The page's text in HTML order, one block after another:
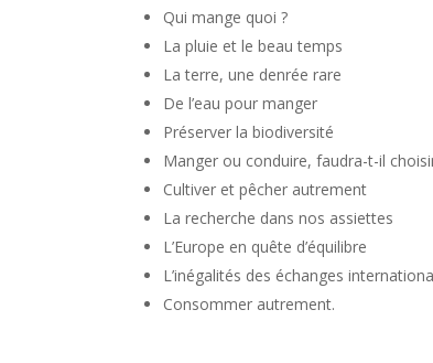
Qui mange quoi ?
La pluie et le beau temps
La terre, une denrée rare
De l’eau pour manger
Préserver la biodiversité
Manger ou conduire, faudra-t-il
Cultiver et pêcher autrement
La recherche dans nos assiettes
L’Europe en quête d’équilibre
L’inégalités des échanges
Consommer autrement.